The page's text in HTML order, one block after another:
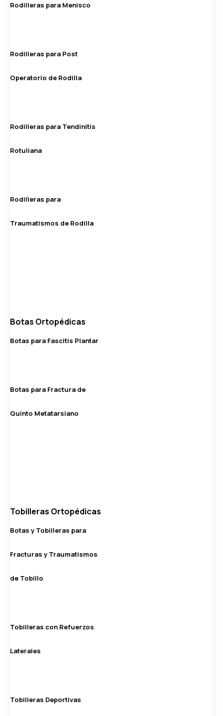
Rodilleras para Menisco
Rodilleras para Post
Operatorio de Rodilla
Rodilleras para Tendinitis
Rotuliana
Rodilleras para
Traumatismos de Rodilla
Botas Ortopédicas
Botas para Fascitis Plantar
Botas para Fractura de
Quinto Metatarsiano
Tobilleras Ortopédicas
Botas y Tobilleras para
Fracturas y Traumatismos
de Tobillo
Tobilleras con Refuerzos
Laterales
Tobilleras Deportivas